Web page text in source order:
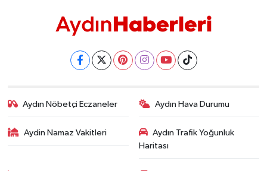
Aydın Nöbetçi Eczaneler Aydın Hava Durumu
Aydin Namaz Vakitleri
Aydın Trafik Yoğunluk
Haritası